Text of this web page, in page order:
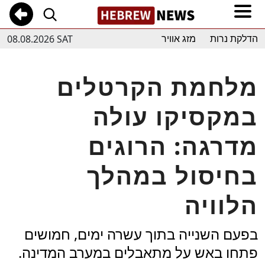
08.08.2026 SAT הדלקת נרות מזג אוויר
מלחמת הקרטלים
במקסיקו עולה
מדרגה: הרוגים
בחיסול במהלך
הלוויה
בפעם השנייה בתוך עשרה ימים, חמושים
פתחו באש על מתאבלים במערב המדינה.